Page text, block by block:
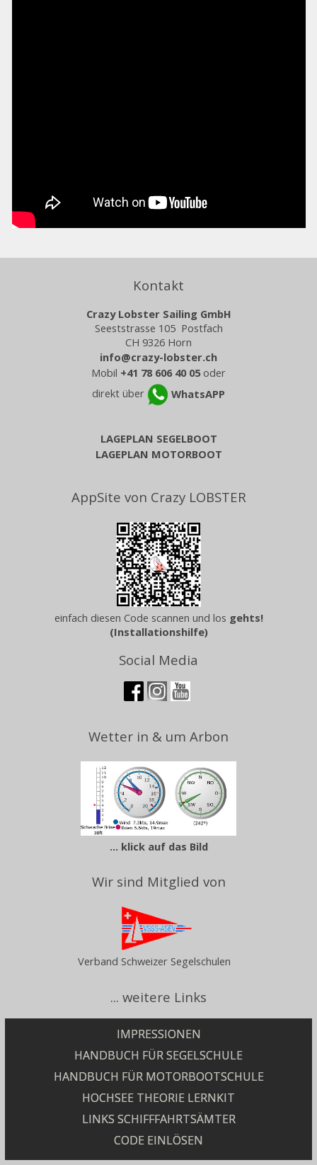
Kontakt
Crazy Lobster Sailing GmbH
Seeststrasse 105 Postfach
CH 9326 Horn
info@crazy-lobster.ch
Mobil +41 78 606 40 05oder
direkt über
WhatsAPP
LAGEPLAN SEGELBOOT
LAGEPLAN MOTORBOOT
AppSite von Crazy LOBSTER
einfach diesen Code scannen und los gehts!
(Installationshilfe)
Social Media
Wetter in & um Arbon
... klick auf das Bild
Wir sind Mitglied von
Verband Schweizer Segelschulen
... weitere Links
IMPRESSIONEN
HANDBUCH FÜR SEGELSCHULE
HANDBUCH FÜR MOTORBOOTSCHULE
HOCHSEE THEORIE LERNKIT
LINKS SCHIFFFAHRTSÄMTER
CODE EINLÖSEN